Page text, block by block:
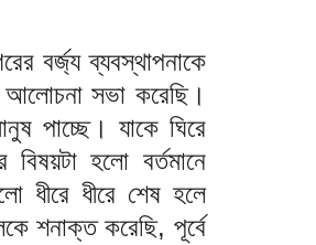
বর্জ্য ব্যবস্থাপনাকে
আলোচনা সভা করেছি।
পাচ্ছে। যাকে ঘিরে
বিষয়টা হলো বর্তমানে
ধীরে ধীরে শেষ হলে
শনাক্ত করেছি, পূর্বে